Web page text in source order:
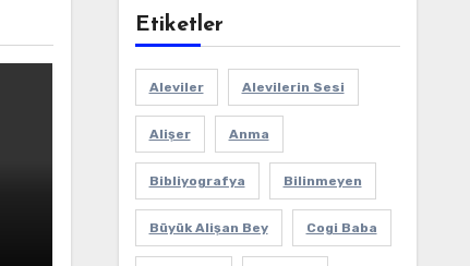
Etiketler
Aleviler Alevilerin Sesi
Alişer Anma
Bibliyografya Bilinmeyen
Büyük Alişan Bey Cogi Baba